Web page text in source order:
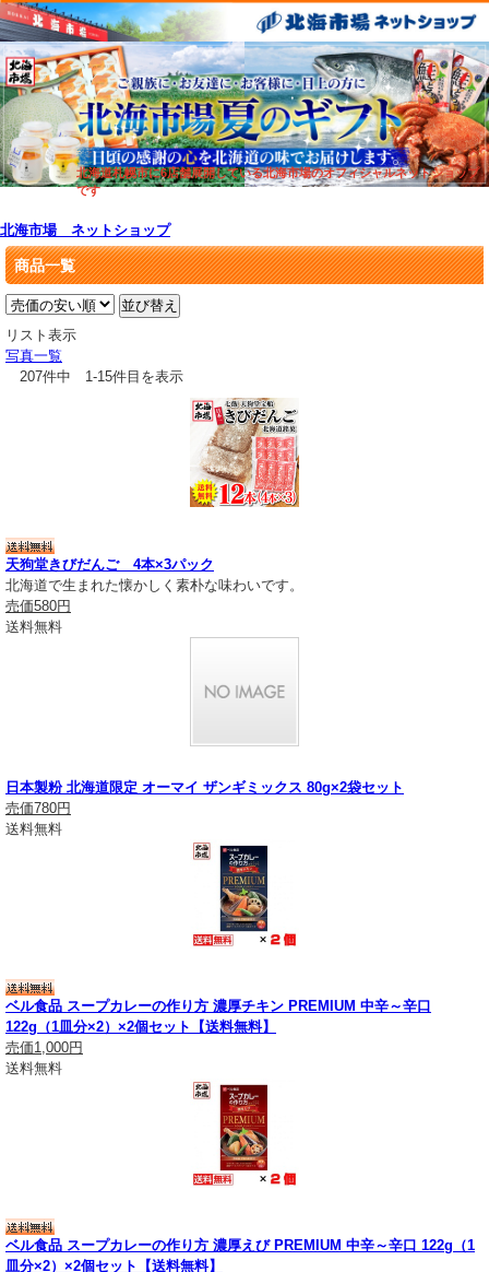
北海市場 ネットショップ
北海道札幌市に6店舗展開している北海市場のオフィシャルネットショップ
です
商品一覧
リスト表示
写真一覧
207件中 1-15件目を表示
天狗堂きびだんご 4本×3パック
北海道で生まれた懐かしく素朴な味わいです。
売価580円
送料無料
日本製粉 北海道限定 オーマイ ザンギミックス 80g×2袋セット
売価780円
送料無料
ベル食品 スープカレーの作り方 濃厚チキン PREMIUM 中辛～辛口
122g（1皿分×2）×2個セット【送料無料】
売価1,000円
送料無料
ベル食品 スープカレーの作り方 濃厚えび PREMIUM 中辛～辛口 122g（1
皿分×2）×2個セット【送料無料】